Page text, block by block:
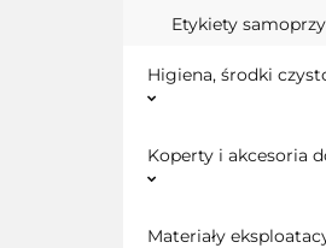
Etykiety
Higiena, środki
Koperty i akcesoria
Materiały